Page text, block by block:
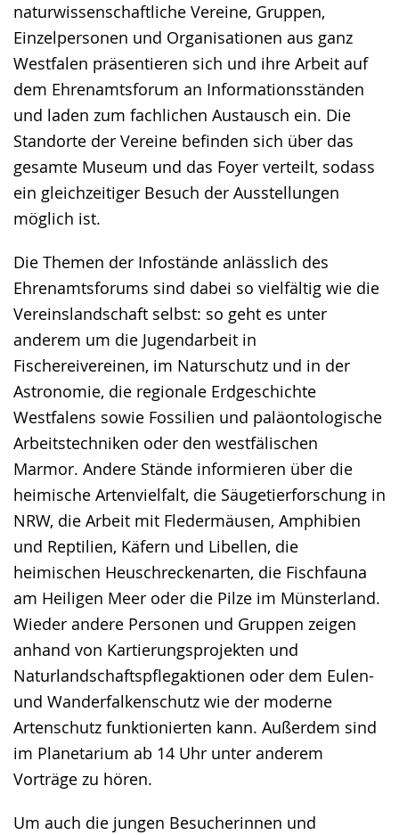
naturwissenschaftliche Vereine, Gruppen,
Einzelpersonen und Organisationen aus ganz
Westfalen präsentieren sich und ihre Arbeit auf
dem Ehrenamtsforum an Informationsständen
und laden zum fachlichen Austausch ein. Die
Standorte der Vereine befinden sich über das
gesamte Museum und das Foyer verteilt, sodass
ein gleichzeitiger Besuch der Ausstellungen
möglich ist.
Die Themen der Infostände anlässlich des
Ehrenamtsforums sind dabei so vielfältig wie die
Vereinslandschaft selbst: so geht es unter
anderem um die Jugendarbeit in
Fischereivereinen, im Naturschutz und in der
Astronomie, die regionale Erdgeschichte
Westfalens sowie Fossilien und paläontologische
Arbeitstechniken oder den westfälischen
Marmor. Andere Stände informieren über die
heimische Artenvielfalt, die Säugetierforschung in
NRW, die Arbeit mit Fledermäusen, Amphibien
und Reptilien, Käfern und Libellen, die
heimischen Heuschreckenarten, die Fischfauna
am Heiligen Meer oder die Pilze im Münsterland.
Wieder andere Personen und Gruppen zeigen
anhand von Kartierungsprojekten und
Naturlandschaftspflegaktionen oder dem Eulen-
und Wanderfalkenschutz wie der moderne
Artenschutz funktionierten kann. Außerdem sind
im Planetarium ab 14 Uhr unter anderem
Vorträge zu hören.
Um auch die jungen Besucherinnen und